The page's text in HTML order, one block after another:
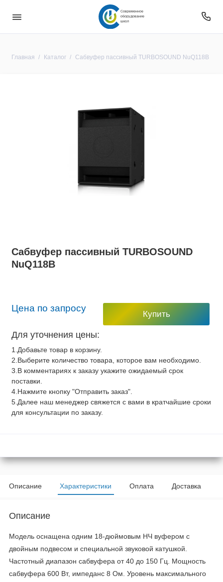
Современное
оборудование
школ
Главная Каталог Сабвуфер пассивный TURBOSOUND NuQ118B
Сабвуфер пассивный TURBOSOUND
NuQ118B
Цена по запросу
Купить
Для уточнения цены:
1.Добавьте товар в корзину.
2.Выберите количество товара, которое вам необходимо.
3.В комментариях к заказу укажите ожидаемый срок
поставки.
4.Нажмите кнопку "Отправить заказ".
5.Далее наш менеджер свяжется с вами в кратчайшие сроки
для консультации по заказу.
Описание Характеристики Оплата Доставка
Описание
Модель оснащена одним 18-дюймовым НЧ вуфером с
двойным подвесом и специальной звуковой катушкой.
Частотный диапазон сабвуфера от 40 до 150 Гц. Мощность
сабвуфера 600 Вт, импеданс 8 Ом. Уровень максимального